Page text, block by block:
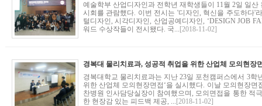
예술학부 산업디자인과 전학년 재학생들이 11월 2일 일산
시회를 관람했다. 이번 전시는 '디자인, 혁신을 주도하다'
털디자인, 시각디자인, 산업공예디자인, ‘DESIGN JOB
워드 수상작들이 전시됐다. 국... [2018-11-02]
경복대 물리치료과, 성공적 취업을 위한 산업체 모의현장
경복대학교 물리치료과는 지난 23일 포천캠퍼스에서 3학
위한 산업체 모의현장면접‘을 실시했다. 이날 모의현장
찬병원 인사담당실장이 참여했으며, 모의면접을 통한 적
한 현장감 있는 피드백 제공, ... [2018-11-02]